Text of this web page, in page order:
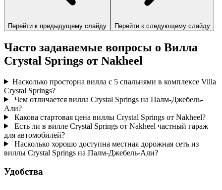
Перейти к предыдущему слайду Перейти к следующему слайду
Часто задаваемые вопросы о Вилла
Crystal Springs от Nakheel
Насколько просторна вилла с 5 спальнями в комплексе Villa
Crystal Springs?
Чем отличается вилла Crystal Springs на Палм-Джебель-
Али?
Какова стартовая цена виллы Crystal Springs от Nakheel?
Есть ли в вилле Crystal Springs от Nakheel частный гараж
для автомобилей?
Насколько хорошо доступна местная дорожная сеть из
виллы Crystal Springs на Палм-Джебель-Али?
Удобства